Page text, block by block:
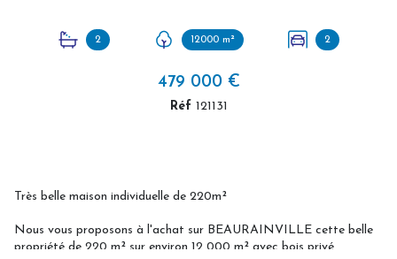
2 12000 m² 2
479 000 €
Réf 121131
Très belle maison individuelle de 220m²
Nous vous proposons à l'achat sur BEAURAINVILLE cette belle
propriété de 220 m² sur environ 12 000 m² avec bois privé